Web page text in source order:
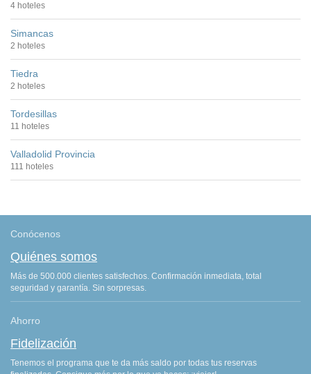
4 hoteles
Simancas
2 hoteles
Tiedra
2 hoteles
Tordesillas
11 hoteles
Valladolid Provincia
111 hoteles
Conócenos
Quiénes somos
Más de 500.000 clientes satisfechos. Confirmación inmediata, total
seguridad y garantía. Sin sorpresas.
Ahorro
Fidelización
Tenemos el programa que te da más saldo por todas tus reservas